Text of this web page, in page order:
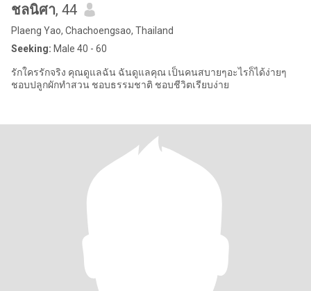
ชลนิศา, 44
Plaeng Yao, Chachoengsao, Thailand
Seeking: Male 40 - 60
รักใครรักจริง คุณดูแลฉัน ฉันดูแลคุณ เป็นคนสบายๆอะไรก็ได้ง่ายๆ
ชอบปลูกผักทำสวน ชอบธรรมชาติ ชอบชีวิตเรียบง่าย